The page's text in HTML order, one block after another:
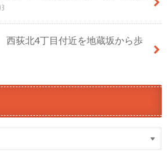
荻北4丁目付近を地蔵坂から歩